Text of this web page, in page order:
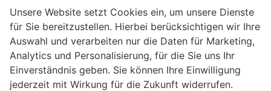
Anmelden
Unsere Website setzt Cookies ein, um unsere Dienste
für Sie bereitzustellen. Hierbei berücksichtigen wir Ihre
Auswahl und verarbeiten nur die Daten für Marketing,
Analytics und Personalisierung, für die Sie uns Ihr
Einverständnis geben. Sie können Ihre Einwilligung
jederzeit mit Wirkung für die Zukunft widerrufen.